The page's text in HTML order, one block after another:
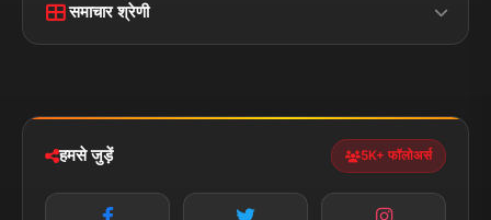
लाइव टीवी ब्रेकिंग न्यूज़
समाचार श्रेणी
हमसे जुड़ें 5K+ फॉलोअर्स